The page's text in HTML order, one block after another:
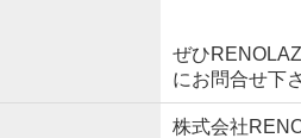
ぜひ
にお問合せ下
株式会社